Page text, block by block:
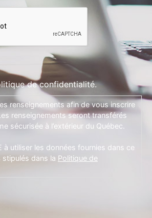
de confidentialité.
renseignements afin de vous inscrire
renseignements seront transférés
sécurisée à l’extérieur du Québec.
à utiliser les données fournies dans ce
dans la Politique de